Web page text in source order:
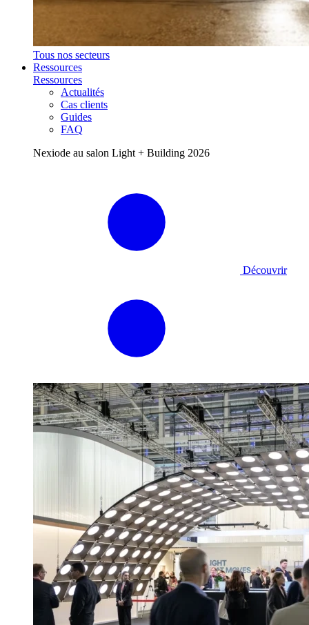
Tous nos secteurs
Ressources
Ressources
Actualités
Cas clients
Guides
FAQ
Nexiode au salon Light + Building 2026
Découvrir